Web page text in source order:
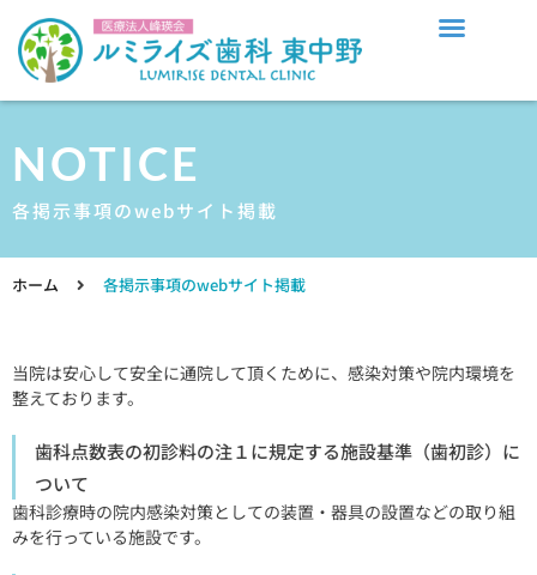
NOTICE
各掲示事項のwebサイト掲載
ホーム 各掲示事項のwebサイト掲載
当院は安心して安全に通院して頂くために、感染対策や院内環境を
整えております。
歯科点数表の初診料の注１に規定する施設基準（歯初診）に
ついて
歯科診療時の院内感染対策としての装置・器具の設置などの取り組
みを行っている施設です。